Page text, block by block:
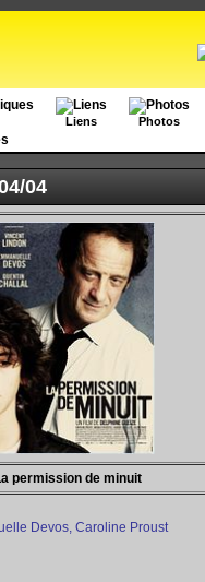
Liens Photos
04
permission de minuit
Devos, Caroline Proust